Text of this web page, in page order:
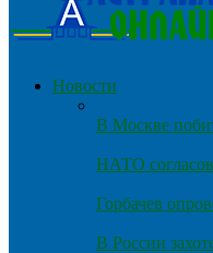
Новости
В Москве
НАТО
Горбачев
В России